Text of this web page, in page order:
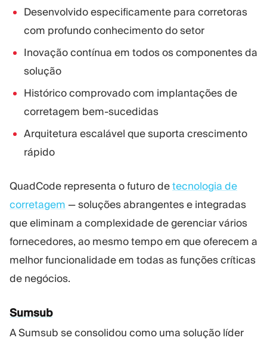
Desenvolvido especificamente para corretoras
com profundo conhecimento do setor
Inovação contínua em todos os componentes da
solução
Histórico comprovado com implantações de
corretagem bem-sucedidas
Arquitetura escalável que suporta crescimento
rápido
QuadCode representa o futuro detecnologia de
corretagem — soluções abrangentes e integradas
que eliminam a complexidade de gerenciar vários
fornecedores, ao mesmo tempo em que oferecem a
melhor funcionalidade em todas as funções críticas
de negócios.
Sumsub
A Sumsub se consolidou como uma solução líder